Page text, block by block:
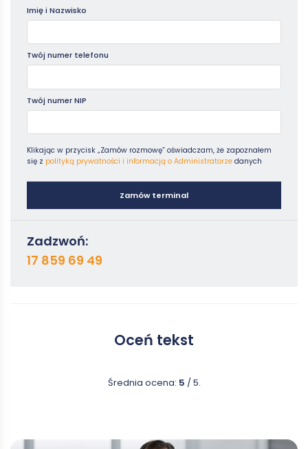
Imię i Nazwisko
Twój numer telefonu
Twój numer NIP
Klikając w przycisk „Zamów rozmowę” oświadczam, że zapoznałem
się z polityką prywatności i informacją o Administratorze danych
Zamów terminal
Zadzwoń:
17 859 69 49
Oceń tekst
Średnia ocena: 5 / 5.